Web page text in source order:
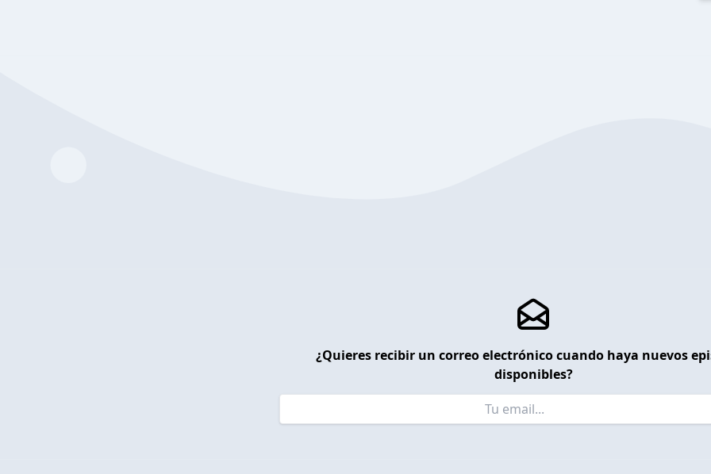
¿Quieres recibir un correo electrónico cuando haya nuevos
disponibles?